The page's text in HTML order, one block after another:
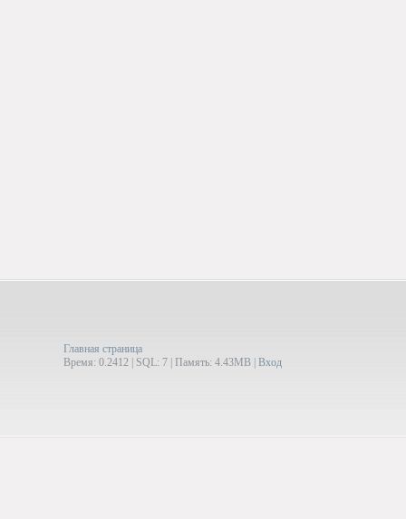
Главная страница
Время: 0.2412 | SQL: 7 | Память: 4.43MB Вход